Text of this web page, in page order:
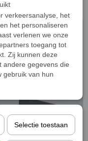
zwart
verkeersanalyse, het
het personaliseren
verlenen we onze
toegang tot
Zij kunnen deze
andere gegevens die
gebruik van hun
Selectie toestaan